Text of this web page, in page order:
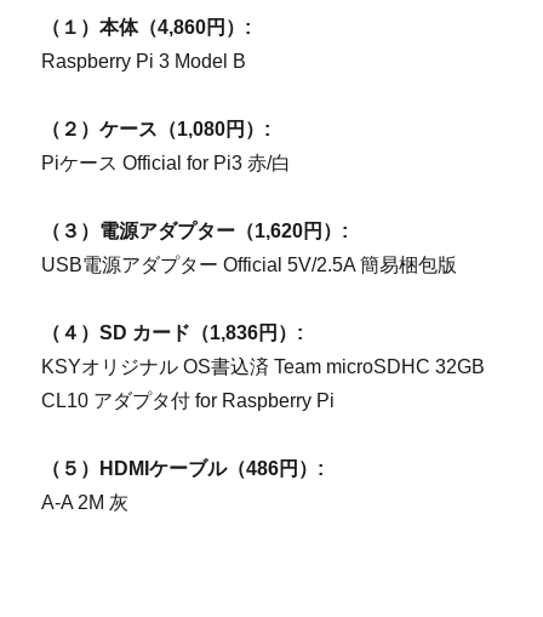
（１）本体（4,860円）:
Raspberry Pi 3 Model B
（２）ケース（1,080円）:
Piケース Official for Pi3 赤/白
（３）電源アダプター（1,620円）:
USB電源アダプター Official 5V/2.5A 簡易梱包版
（４）SD カード（1,836円）:
KSYオリジナル OS書込済 Team microSDHC 32GB
CL10 アダプタ付 for Raspberry Pi
（５）HDMIケーブル（486円）:
A-A 2M 灰